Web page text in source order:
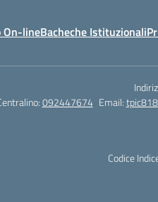
On-lineBacheche Istituzionali
092447674 Email:
Codice